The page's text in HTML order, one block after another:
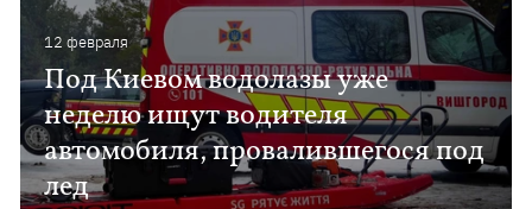
12 февраля
Под Киевом водолазы уже
неделю ищут водителя
автомобиля, провалившегося под
лед